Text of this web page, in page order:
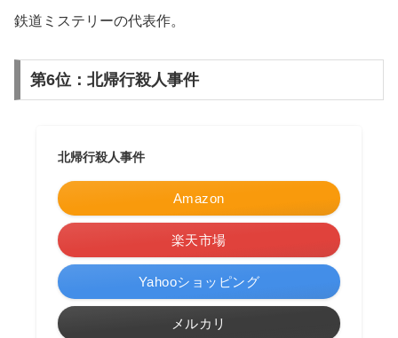
鉄道ミステリーの代表作。
第6位：北帰行殺人事件
北帰行殺人事件
Amazon
楽天市場
Yahooショッピング
メルカリ